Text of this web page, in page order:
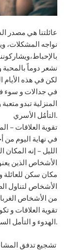
عائلتنا هي مصدر
نواجه المشكلات،
نشعر دوماً
لكن في هذه
في جدالات و سوء
المنزلية تبدو
التأمُل الأسري.
في نهاية اليوم
الليل – إنه المكان
الأشخاص الذين
مكان سكن
الأشخاص لتناول
من الأشخاص
تقوية العلاقات و
الهدوء و التأمل السلمي.